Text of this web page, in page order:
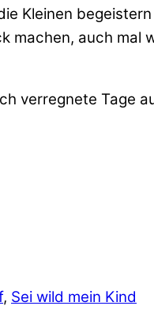
Kleinen
machen, auch mal
verregnete Tage
, Sei wild mein Kind